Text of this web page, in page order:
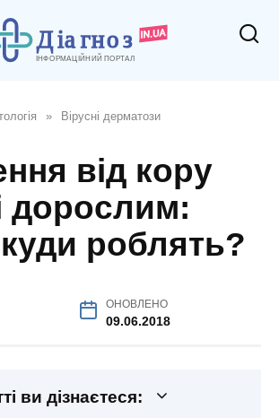
» Вірусні дерматози
від кору
дорослим:
роблять?
ОНОВЛЕНО
09.06.2018
ви дізнаєтеся: